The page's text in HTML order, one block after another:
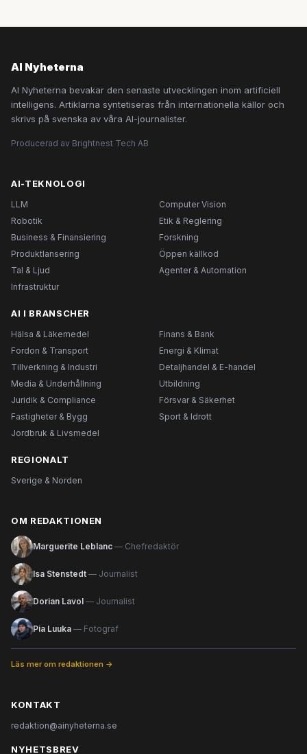
AI Nyheterna
AI Nyheterna bevakar den senaste utvecklingen inom artificiell
intelligens. Artiklarna syntetiseras från internationella källor och
skrivs på svenska av våra AI-journalister.
Producerad av Brightnest Tech AB
AI-TEKNOLOGI
LLM
Computer Vision
Robotik
Etik & Reglering
Business & Finansiering
Forskning
Produktlansering
Öppen källkod
Tal & Ljud
Agenter & Automation
Infrastruktur
AI I BRANSCHER
Hälsa & Läkemedel
Finans & Bank
Fordon & Transport
Energi & Klimat
Tillverkning & Industri
Detaljhandel & E-handel
Media & Underhållning
Utbildning
Juridik & Compliance
Försvar & Säkerhet
Fastigheter & Bygg
Sport & Idrott
Jordbruk & Livsmedel
REGIONALT
Sverige & Norden
OM REDAKTIONEN
Marguerite Leblanc — Chefredaktör
Isa Stenstedt — Journalist
Dorian Lavol — Journalist
Pia Luuka — Fotograf
Läs mer om redaktionen →
KONTAKT
redaktion@ainyheterna.se
NYHETSBREV